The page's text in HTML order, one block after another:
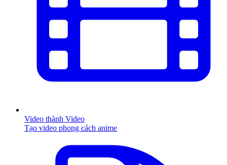
Video thành Video
Tạo video phong cách anime